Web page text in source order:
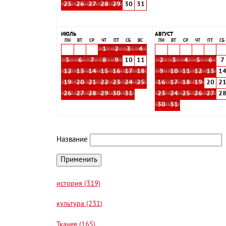
25
26 27 28 29 30 31
ИЮЛЬ
ПН ВТ СР ЧТ СБ ВС
1 2 3
4
5
6 7 8 9 10
11
12
13 14 15 16 17
18
19
20 21 22 23 24
25
26
27 28 29 30 31
АВГУСТ
ПН ВТ СР ЧТ СБ
2
3 4 5 6 7
9
10 11 12 13 14
16
17 18 19 20 21
23
24 25 26 27 28
30
31
Название
история (319)
культура (231)
Ткачев (165)